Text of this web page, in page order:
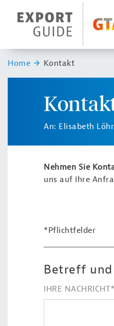
Header Logo
Sie sind hier:
Home Kontakt
An: Elisabeth Löhr
Nehmen Sie
uns auf Ihre
*Pflichtfelder
Betreff
IHRE NACHRICHT*